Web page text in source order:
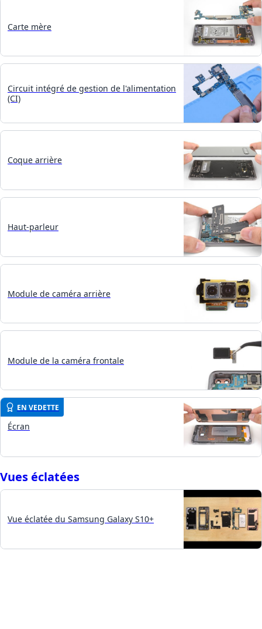
Carte mère
Circuit intégré de gestion de l'alimentation
(CI)
Coque arrière
Haut-parleur
Module de caméra arrière
Module de la caméra frontale
EN VEDETTE
Écran
Vues éclatées
Vue éclatée du Samsung Galaxy S10+